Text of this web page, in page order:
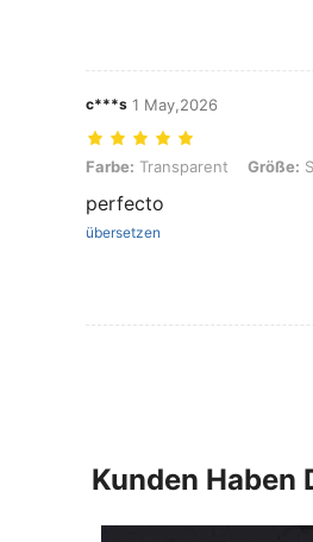
c***s 1 May,2026
Farbe: Transparent, Größe: S
Farbe: Transparent Größe: S
perfecto
übersetzen
Kunden Haben